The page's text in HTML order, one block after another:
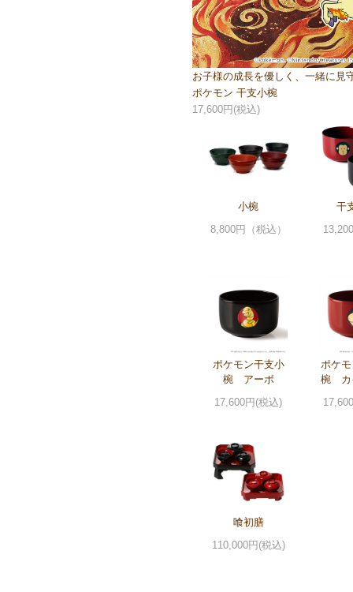
お子様の成長を優しく、一緒に見
ポケモン 干支小椀
17,600円(税込)
小椀
8,800円（税込）
干
ポケモン干支小
椀 アーボ
17,600円(税込)
ポケ
椀 カ
喰初膳
110,000円(税込)